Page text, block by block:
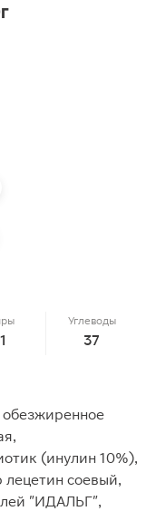
Углеводы
37
обезжиренное
(инулин 10%),
лецетин соевый,
"ИДАЛЬГ",